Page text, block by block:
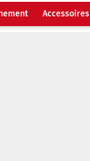
Accessoires